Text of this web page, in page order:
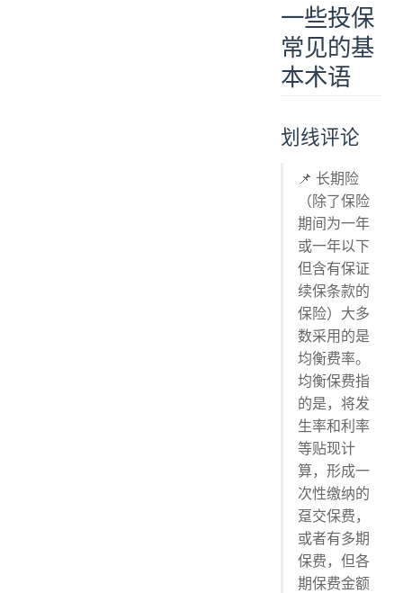
一些投保
常见的基
本术语
划线评论
📌 长期险
（除了保险
期间为一年
或一年以下
但含有保证
续保条款的
保险）大多
数采用的是
均衡费率。
均衡保费指
的是，将发
生率和利率
等贴现计
算，形成一
次性缴纳的
趸交保费，
或者有多期
保费，但各
期保费金额